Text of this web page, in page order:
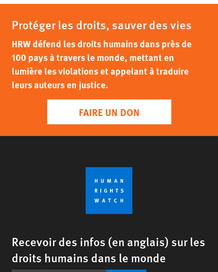
Protéger les droits, sauver des vies
HRW défend les droits humains dans près de
100 pays à travers le monde, mettant en
lumière les violations et appelant à traduire
leurs auteurs en justice.
FAIRE UN DON
Recevoir des infos (en anglais) sur les
droits humains dans le monde